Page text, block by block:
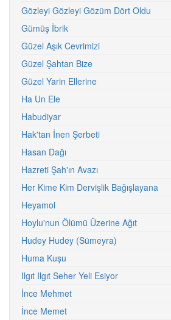
Gözleyi Gözleyi Gözüm Dört Oldu
Gümüş İbrik
Güzel Aşık Cevrimizi
Güzel Şahtan Bize
Güzel Yarin Ellerine
Ha Un Ele
Habudiyar
Hak'tan İnen Şerbeti
Hasan Dağı
Hazreti Şah'ın Avazı
Her Kime Kim Dervişlik Bağışlayana
Heyamol
Hoylu'nun Ölümü Üzerine Ağıt
Hudey Hudey (Sümeyra)
Huma Kuşu
Ilgıt Ilgıt Seher Yeli Esiyor
İnce Mehmet
İnce Memet